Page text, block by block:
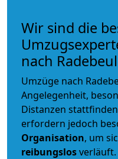
Wir sind die
nach Radebeul
Umzüge nach
Angelegenheit,
Distanzen
erfordern jedoch
Organisation, um
reibungslosverläuft.